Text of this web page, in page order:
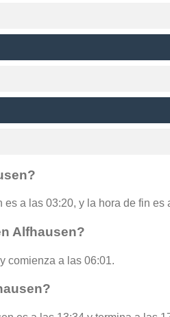
a las 03:20, y la hora de fin
Alfhausen?
comienza a las 06:01.